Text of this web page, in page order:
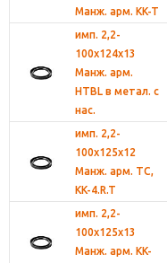
Манж. арм. KK-T
имп. 2,2-
100х124х13
Манж. арм.
HTBL в метал. с
нас.
имп. 2,2-
100х125х12
Манж. арм. TC,
KK-4.R.T
имп. 2,2-
100х125х13
Манж. арм. KK-